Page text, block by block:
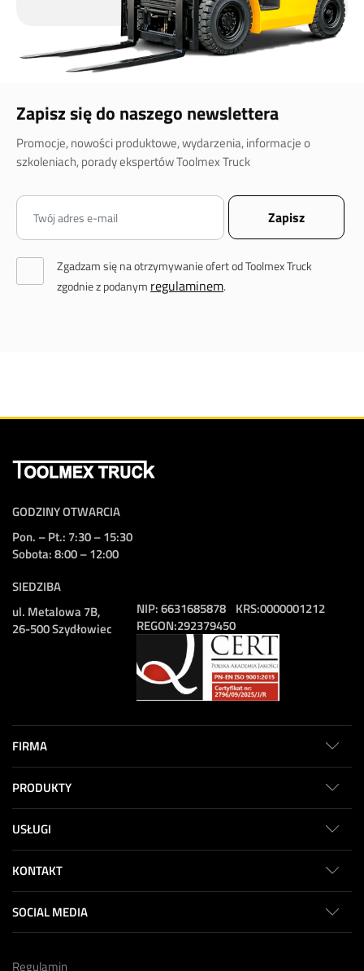
Zapisz się do naszego newslettera
Promocje, nowości produktowe, wydarzenia, informacje o
szkoleniach, porady ekspertów Toolmex Truck
Zgadzam się na otrzymywanie ofert od Toolmex Truck
zgodnie z podanym regulaminem.
GODZINY OTWARCIA
Pon. – Pt.: 7:30 – 15:30
Sobota: 8:00 – 12:00
SIEDZIBA
ul. Metalowa 7B,
26-500 Szydłowiec
NIP:6631685878
REGON:292379450
KRS:0000001212
FIRMA
PRODUKTY
USŁUGI
KONTAKT
SOCIAL MEDIA
Regulamin